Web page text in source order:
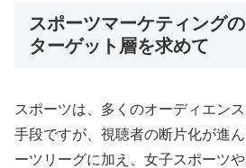
スポーツマーケティング
ターゲット層を求めて
スポーツは、多くのオーディエン
手段ですが、視聴者の断片化が進
ーツリーグに加え、女子スポーツ